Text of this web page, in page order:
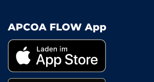
APCOA FLOW App